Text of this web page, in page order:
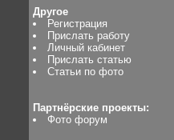
Другое
Регистрация
Прислать работу
Личный кабинет
Прислать статью
Статьи по фото
Партнёрские проекты:
Фото форум